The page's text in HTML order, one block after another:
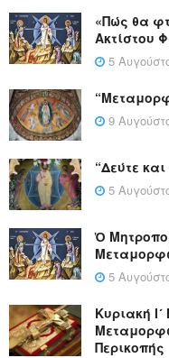
«Πώς θα
Ακτίστου
5
9
“Δεύτε
5
Ὁ
5
Κυριακή
Περικοπής